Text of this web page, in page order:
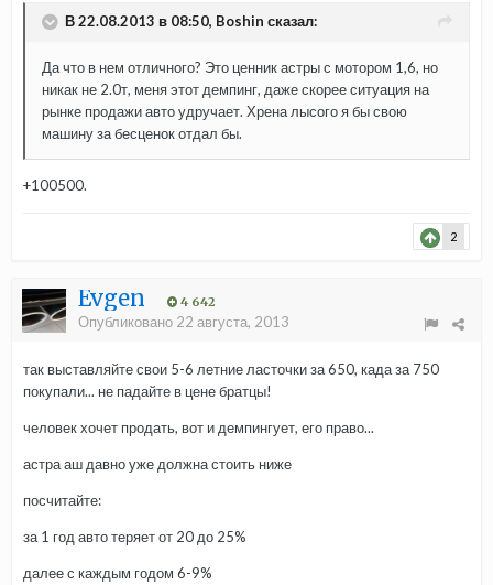
В 22.08.2013 в 08:50, Boshin сказал:
Да что в нем отличного? Это ценник астры с мотором 1,6, но
никак не 2.0т, меня этот демпинг, даже скорее ситуация на
рынке продажи авто удручает. Хрена лысого я бы свою
машину за бесценок отдал бы.
+100500.
2
Evgen 4 642
Опубликовано 22 августа, 2013
так выставляйте свои 5-6 летние ласточки за 650, када за 750
покупали... не падайте в цене братцы!
человек хочет продать, вот и демпингует, его право...
астра аш давно уже должна стоить ниже
посчитайте:
за 1 год авто теряет от 20 до 25%
далее с каждым годом 6-9%